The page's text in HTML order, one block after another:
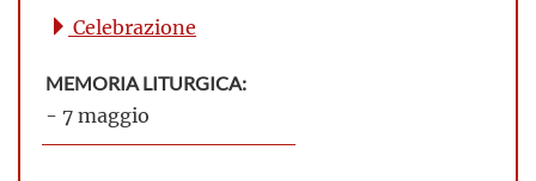
Celebrazione
MEMORIA LITURGICA:
- 7 maggio